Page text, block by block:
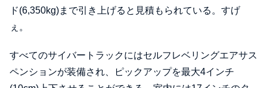
ド(6,350kg)まで引き上げると見積もられている。すげ
ぇ。
すべてのサイバートラックにはセルフレベリングエアサス
ペンションが装備され、ピックアップを最大4インチ